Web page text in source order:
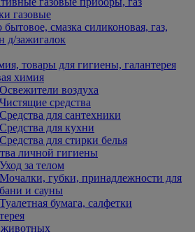
газовые
смазка силиконовая, газ,
д/зажигалок
товары для гигиены, галантерея
химия
Освежители воздуха
Чистящие средства
Средства для сантехники
Средства для кухни
Средства для стирки белья
личной гигиены
Уход за телом
Мочалки, губки, принадлежности для
бани и сауны
Туалетная бумага, салфетки